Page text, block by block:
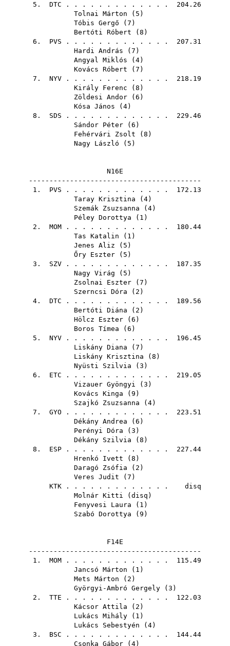
5. DTC . . . . . . . . . . . . . 204.26
Tolnai Márton ( 5 )
Tóbis Gergő ( 7 )
Bertóti Róbert ( 8 )
6. PVS . . . . . . . . . . . . . 207.31
Hardi András ( 7 )
Angyal Miklós ( 4)
Kovács Róbert ( 7 )
7. NYV . . . . . . . . . . . . . 218.19
Király Ferenc ( 8 )
Zöldesi Andor ( 6 )
Kósa János ( 4)
8. SDS . . . . . . . . . . . . . 229.46
Sándor Péter ( 6 )
Fehérvári Zsolt ( 8 )
Nagy László ( 5 )
N16E
------------------------------------------
1. PVS . . . . . . . . . . . . . 172.13
Taray Krisztina ( 4)
Szemák Zsuzsanna ( 4)
Péley Dorottya ( 1 )
2. MOM . . . . . . . . . . . . . 180.44
Tas Katalin ( 1 )
Jenes Aliz ( 5 )
Őry Eszter ( 5 )
3. SZV . . . . . . . . . . . . . 187.35
Nagy Virág ( 5 )
Zsolnai Eszter ( 7 )
Szerncsi Dóra ( 2 )
4. DTC . . . . . . . . . . . . . 189.56
Bertóti Diána ( 2 )
Hölcz Eszter ( 6 )
Boros Tímea ( 6 )
5. NYV . . . . . . . . . . . . . 196.45
Liskány Diana ( 7 )
Liskány Krisztina ( 8 )
Nyüsti Szilvia ( 3 )
6. ETC . . . . . . . . . . . . . 219.05
Vizauer Gyöngyi ( 3 )
Kovács Kinga ( 9 )
Szajkó Zsuzsanna ( 4)
7. GYO . . . . . . . . . . . . . 223.51
Dékány Andrea ( 6 )
Perényi Dóra ( 3 )
Dékány Szilvia ( 8 )
8. ESP . . . . . . . . . . . . . 227.44
Hrenkó Ivett ( 8 )
Daragó Zsófia ( 2 )
Veres Judit ( 7 )
KTK . . . . . . . . . . . . . disq
Molnár Kitti ( disq )
Fenyvesi Laura ( 1 )
Szabó Dorottya ( 9 )
F14E
------------------------------------------
1. MOM . . . . . . . . . . . . . 115.49
Jancsó Márton ( 1 )
Mets Márton ( 2 )
Györgyi-Ambró Gergely ( 3 )
2. TTE . . . . . . . . . . . . . 122.03
Kácsor Attila ( 2 )
Lukács Mihály ( 1 )
Lukács Sebestyén ( 4)
3. BSC . . . . . . . . . . . . . 144.44
Csonka Gábor ( 4)